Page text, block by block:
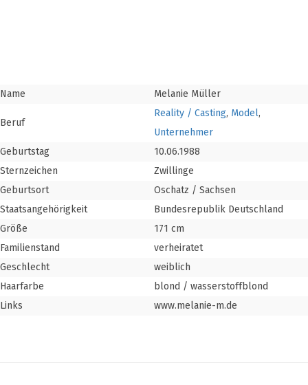
Name Melanie Müller
Beruf
Reality / Casting, Model,
Unternehmer
Geburtstag
10.06.1988
Sternzeichen
Zwillinge
Geburtsort
Oschatz / Sachsen
Staatsangehörigkeit
Bundesrepublik Deutschland
Größe
171 cm
Familienstand
verheiratet
Geschlecht
weiblich
Haarfarbe
blond / wasserstoffblond
Links
www.melanie-m.de